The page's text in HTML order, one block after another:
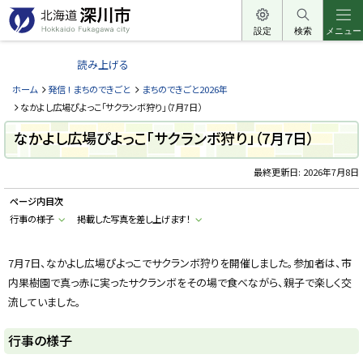
本
文
へ
ー
北
道
深
川
市
H
k
a
d
u
k
a
a
a
c
設定 検索 メニュー
読み上げる
ホーム 発信 ! まちのできごと
まちのできごと2026年
なかよし広場ぴよっこ「サクランボ狩り」（7月7日）
なかよし広場ぴよっこ「サクランボ狩り」（7月7日）
最終更新日: 2026年7月8日
ページ内目次
行事の様子
掲載した写真を差し上げます！
7月7日、なかよし広場ぴよっこでサクランボ狩りを開催しました。参加者は、市
内果樹園で真っ赤に実ったサクランボをその場で食べながら、親子で楽しく交
流していました。
行事の様子